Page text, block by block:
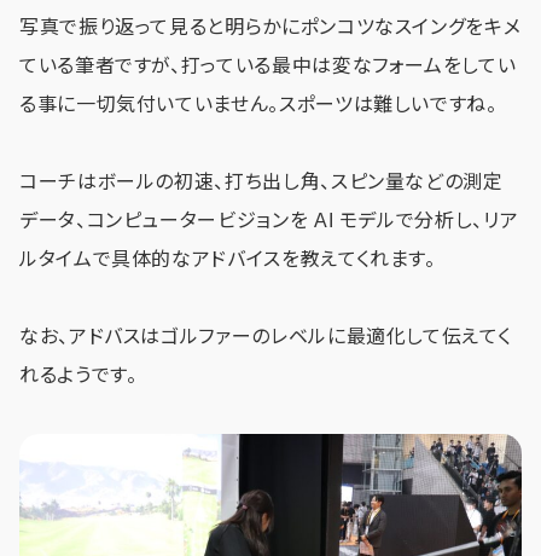
写真で振り返って見ると明らかにポンコツなスイングをキメ
ている筆者ですが、打っている最中は変なフォームをしてい
る事に一切気付いていません。スポーツは難しいですね。
コーチはボールの初速、打ち出し角、スピン量などの測定
データ、コンピュータービジョンを AI モデルで分析し、リア
ルタイムで具体的なアドバイスを教えてくれます。
なお、アドバスはゴルファーのレベルに最適化して伝えてく
れるようです。